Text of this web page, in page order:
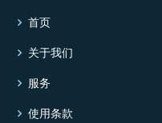
首页
关于我们
服务
使用条款